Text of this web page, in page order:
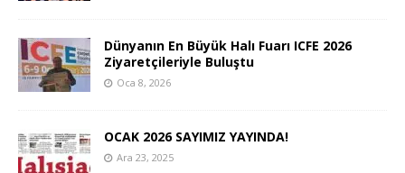
Dünyanın En Büyük Halı Fuarı ICFE 2026
Ziyaretçileriyle Buluştu
Oca 8, 2026
OCAK 2026 SAYIMIZ YAYINDA!
Ara 23, 2025